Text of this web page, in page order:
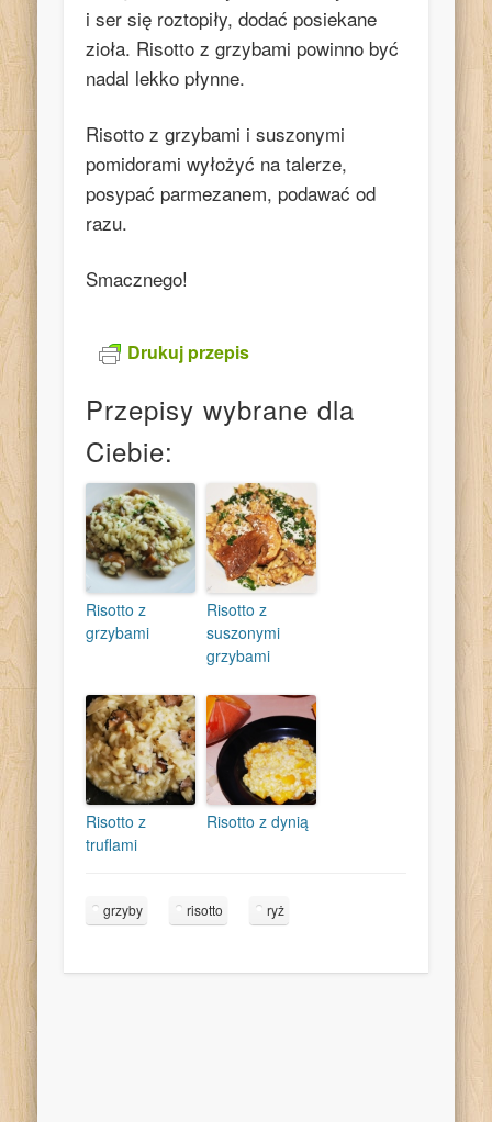
i ser się roztopiły, dodać posiekane
zioła. Risotto z grzybami powinno być
nadal lekko płynne.
Risotto z grzybami i suszonymi
pomidorami wyłożyć na talerze,
posypać parmezanem, podawać od
razu.
Smacznego!
Drukuj przepis
Przepisy wybrane dla
Ciebie:
Risotto z
grzybami
Risotto z
suszonymi
grzybami
Risotto z
truflami
Risotto z dynią
grzyby risotto ryż